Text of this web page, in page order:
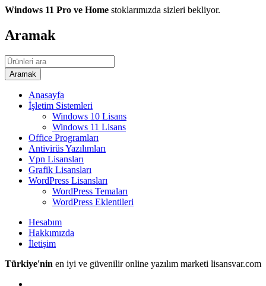
Windows 11 Pro ve Home stoklarımızda sizleri bekliyor.
Aramak
Anasayfa
İşletim Sistemleri
Windows 10 Lisans
Windows 11 Lisans
Office Programları
Antivirüs Yazılımları
Vpn Lisansları
Grafik Lisansları
WordPress Lisansları
WordPress Temaları
WordPress Eklentileri
Hesabım
Hakkımızda
İletişim
Türkiye'nin en iyi ve güvenilir online yazılım marketi lisansvar.com